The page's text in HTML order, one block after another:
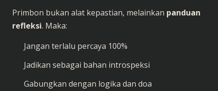
Primbon bukan alat kepastian, melainkan panduan
refleksi. Maka:
Jangan terlalu percaya 100%
Jadikan sebagai bahan introspeksi
Gabungkan dengan logika dan doa